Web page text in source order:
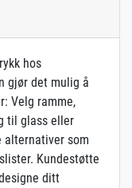
hos
gjør det mulig å
Velg ramme,
til glass eller
alternativer som
Kundestøtte
ditt